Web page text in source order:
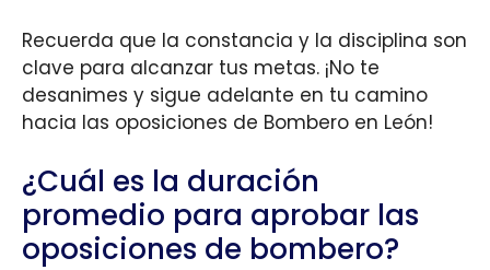
Recuerda que la constancia y la disciplina son
clave para alcanzar tus metas. ¡No te
desanimes y sigue adelante en tu camino
hacia las oposiciones de Bombero en León!
¿Cuál es la duración
promedio para aprobar las
oposiciones de bombero?